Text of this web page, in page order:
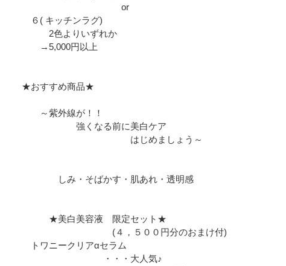
or
６( キッチンラグ)
2色よりいずれか
→5,000円以上
★おすすめ商品★
～紫外線が！！
強くなる前に美白ケア
はじめましょう～
しみ・そばかす・肌あれ・透明感
★美白美容液 限定セット★
(４，５００円分のおまけ付)
トワニークリアαセラム
・・・大人気♪